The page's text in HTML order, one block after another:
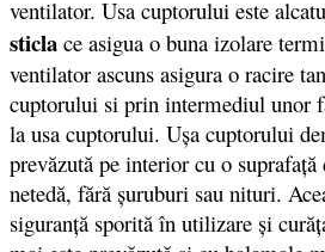
ventilator. Usa cuptorului este
sticla ce asigua o buna izolare
ventilator ascuns asigura o racire
cuptorului si prin intermediul unor
la usa cuptorului. Uşa cuptorului
prevăzută pe interior cu o
netedă, fără şuruburi sau nituri.
siguranţă sporită în utilizare şi